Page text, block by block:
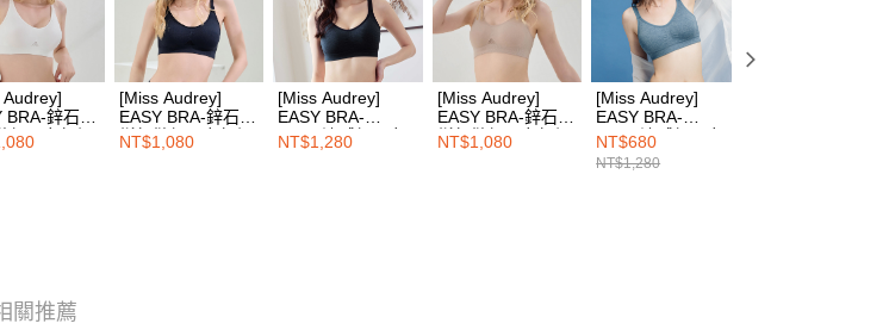
https://aftee.tw/terms/#terms3
３．未成年的使用者請事先徵得法定代理人或監護人之同意方可使用
「AFTEE先享後付」，若未經同意申辦者引起之損失，本公司不負相關責
任。
４．使用「AFTEE先享後付」時，將依據個別帳號之用戶狀況，依本公司
即時審查核予不同之上限額度；若仍有額度不足之情形，本公司將視審查
結果請求用戶進行身份認證。
５．嚴禁一人註冊多個帳號或使用他人資訊註冊。若發現惡意使用之情
EASY SHOP門市速取
免運費
海外配送 查看運費
🔎簡易尺碼 LL
🔎簡易尺碼 3L
🔎材質搜尋 科技石墨烯
Audrey]
BRA-鋅石墨
超彈力無鋼
-牛奶白
[Miss Audrey]
EASY BRA-鋅石墨
烯無縫超彈力無鋼
圈內衣-夜空藍
NT$1,080
[Miss Audrey]
EASY BRA-
Cool+涼感超彈力
無鋼圈內衣-濃郁麻
NT$1,280
[Miss Audrey]
EASY BRA-鋅石墨
烯無縫超彈力無鋼
圈內衣-厚奶茶
NT$1,080
[Miss Audrey]
EASY BRA-
Cool+涼感超彈力
無鋼圈內衣-丹寧灰
藍
NT$680
NT$1,280
關推薦